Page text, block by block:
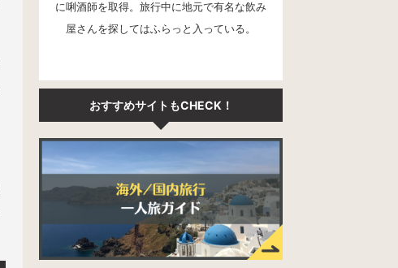
に唎酒師を取得。旅行中に地元で有名な飲み
屋さんを探してはふらっと入っている。
おすすめサイトもCHECK！